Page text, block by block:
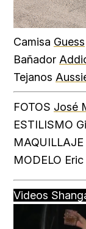
Camisa Guess
Bañador
Tejanos
FOTOS José
ESTILISMO
MODELO
Videos